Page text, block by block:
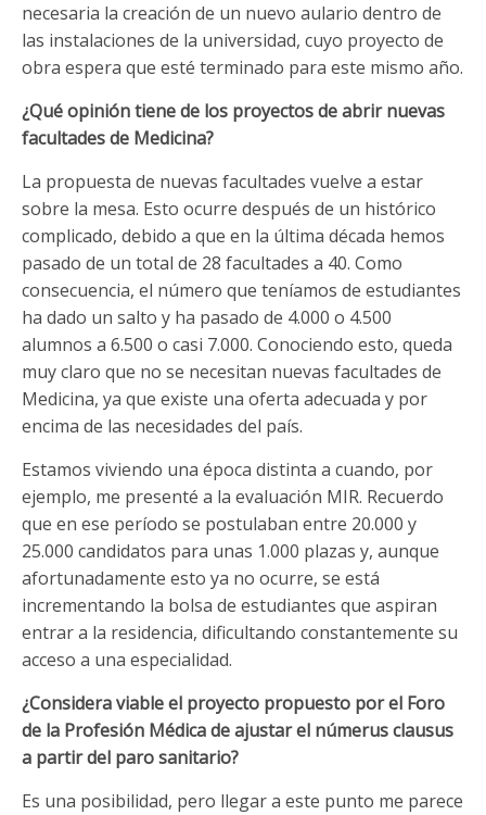
necesaria la creación de un nuevo aulario dentro de
las instalaciones de la universidad, cuyo proyecto de
obra espera que esté terminado para este mismo año.
¿Qué opinión tiene de los proyectos de abrir nuevas
facultades de Medicina?
La propuesta de nuevas facultades vuelve a estar
sobre la mesa. Esto ocurre después de un histórico
complicado, debido a que en la última década hemos
pasado de un total de 28 facultades a 40. Como
consecuencia, el número que teníamos de estudiantes
ha dado un salto y ha pasado de 4.000 o 4.500
alumnos a 6.500 o casi 7.000. Conociendo esto, queda
muy claro que no se necesitan nuevas facultades de
Medicina, ya que existe una oferta adecuada y por
encima de las necesidades del país.
Estamos viviendo una época distinta a cuando, por
ejemplo, me presenté a la evaluación MIR. Recuerdo
que en ese período se postulaban entre 20.000 y
25.000 candidatos para unas 1.000 plazas y, aunque
afortunadamente esto ya no ocurre, se está
incrementando la bolsa de estudiantes que aspiran
entrar a la residencia, dificultando constantemente su
acceso a una especialidad.
¿Considera viable el proyecto propuesto por el Foro
de la Profesión Médica de ajustar el númerus clausus
a partir del paro sanitario?
Es una posibilidad, pero llegar a este punto me parece